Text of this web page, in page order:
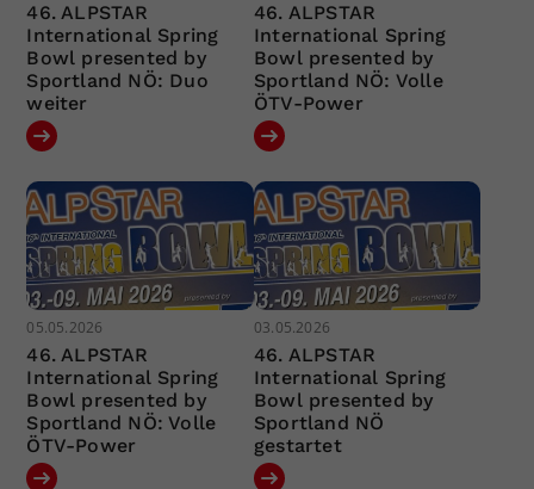
46. ALPSTAR
International Spring
Bowl presented by
Sportland NÖ: Duo
weiter
46. ALPSTAR
International Spring
Bowl presented by
Sportland NÖ: Volle
ÖTV-Power
05.05.2026
46. ALPSTAR
International Spring
Bowl presented by
Sportland NÖ: Volle
ÖTV-Power
03.05.2026
46. ALPSTAR
International Spring
Bowl presented by
Sportland NÖ
gestartet